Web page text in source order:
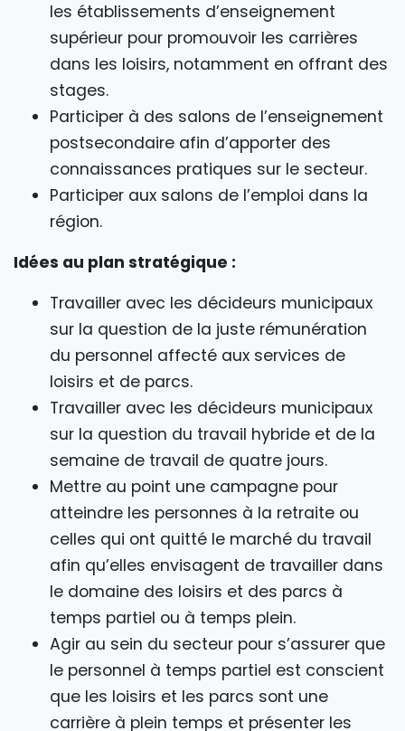
les établissements d’enseignement
supérieur pour promouvoir les carrières
dans les loisirs, notamment en offrant des
stages.
Participer à des salons de l’enseignement
postsecondaire afin d’apporter des
connaissances pratiques sur le secteur.
Participer aux salons de l’emploi dans la
région.
Idées au plan stratégique :
Travailler avec les décideurs municipaux
sur la question de la juste rémunération
du personnel affecté aux services de
loisirs et de parcs.
Travailler avec les décideurs municipaux
sur la question du travail hybride et de la
semaine de travail de quatre jours.
Mettre au point une campagne pour
atteindre les personnes à la retraite ou
celles qui ont quitté le marché du travail
afin qu’elles envisagent de travailler dans
le domaine des loisirs et des parcs à
temps partiel ou à temps plein.
Agir au sein du secteur pour s’assurer que
le personnel à temps partiel est conscient
que les loisirs et les parcs sont une
carrière à plein temps et présenter les